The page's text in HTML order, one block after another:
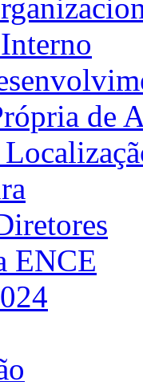
de
ENCE